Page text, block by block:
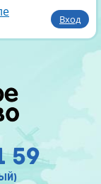
Вход
59